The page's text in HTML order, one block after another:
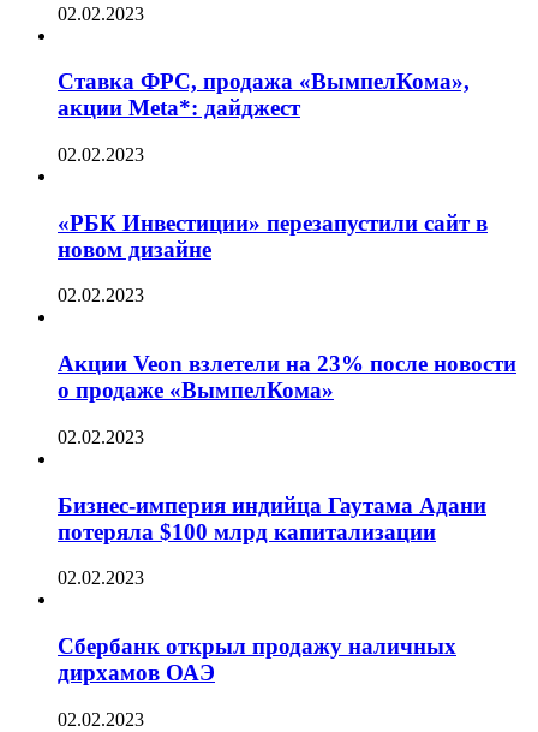
02.02.2023
Ставка ФРС, продажа «ВымпелКома»,
акции Meta*: дайджест
02.02.2023
«РБК Инвестиции» перезапустили сайт в
новом дизайне
02.02.2023
Акции Veon взлетели на 23% после новости
о продаже «ВымпелКома»
02.02.2023
Бизнес-империя индийца Гаутама Адани
потеряла $100 млрд капитализации
02.02.2023
Сбербанк открыл продажу наличных
дирхамов ОАЭ
02.02.2023